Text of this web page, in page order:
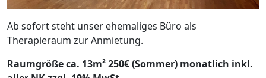
Ab sofort steht unser ehemaliges Büro als
Therapieraum zur Anmietung.
Raumgröße ca. 13m² 250€ (Sommer) monatlich inkl.